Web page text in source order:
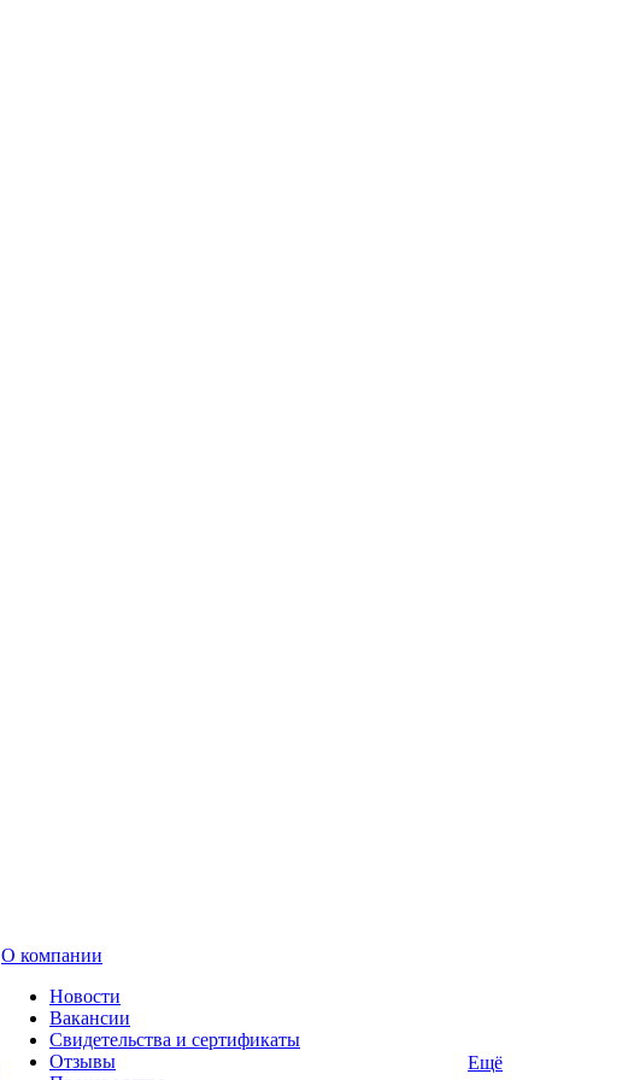
О компании
Новости
Вакансии
Свидетельства и сертификаты
Отзывы
Ещё